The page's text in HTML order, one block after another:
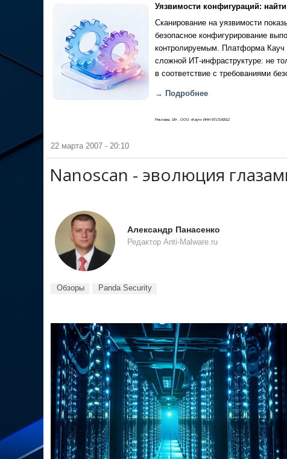
Уязвимости конфигураций:
Сканирование на уязвимости
безопасное конфигурирование
контролируемым. Платформа Кауч
сложной ИТ-инфраструктуре: не
в соответствие с требованиями
→ Подробнее
Реклама, 18+. ООО «Кауч» ИНН 9717142012
22 марта 2007 - 20:10
Nanoscan - эволюция
Александр Панасенко
Редактор Anti-Malware.ru
Обзоры Panda Security